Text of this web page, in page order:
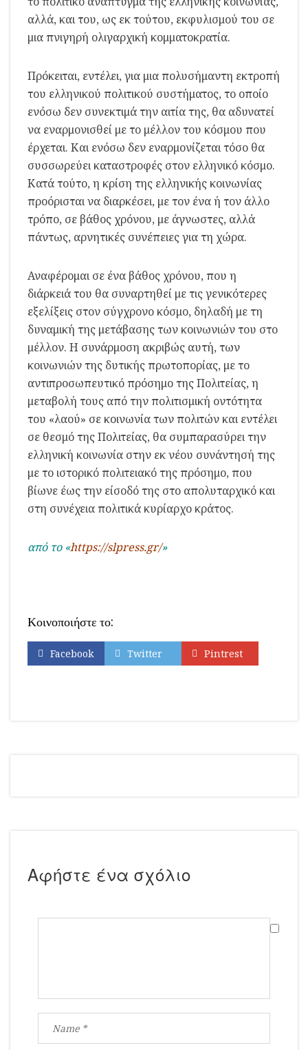
αλλά, και του, ως εκ τούτου, εκφυλισμού του σε
μια πνιγηρή ολιγαρχική κομματοκρατία.
Πρόκειται, εντέλει, για μια πολυσήμαντη εκτροπή
του ελληνικού πολιτικού συστήματος, το οποίο
ενόσω δεν συνεκτιμά την αιτία της, θα αδυνατεί
να εναρμονισθεί με το μέλλον του κόσμου που
έρχεται. Και ενόσω δεν εναρμονίζεται τόσο θα
συσσωρεύει καταστροφές στον ελληνικό κόσμο.
Κατά τούτο, η κρίση της ελληνικής κοινωνίας
προόρισται να διαρκέσει, με τον ένα ή τον άλλο
τρόπο, σε βάθος χρόνου, με άγνωστες, αλλά
πάντως, αρνητικές συνέπειες για τη χώρα.
Αναφέρομαι σε ένα βάθος χρόνου, που η
διάρκειά του θα συναρτηθεί με τις γενικότερες
εξελίξεις στον σύγχρονο κόσμο, δηλαδή με τη
δυναμική της μετάβασης των κοινωνιών του στο
μέλλον. Η συνάρμοση ακριβώς αυτή, των
κοινωνιών της δυτικής πρωτοπορίας, με το
αντιπροσωπευτικό πρόσημο της Πολιτείας, η
μεταβολή τους από την πολιτισμική οντότητα
του «λαού» σε κοινωνία των πολιτών και εντέλει
σε θεσμό της Πολιτείας, θα συμπαρασύρει την
ελληνική κοινωνία στην εκ νέου συνάντησή της
με το ιστορικό πολιτειακό της πρόσημο, που
βίωνε έως την είσοδό της στο απολυταρχικό και
στη συνέχεια πολιτικά κυρίαρχο κράτος.
από το «https://slpress.gr/»
Κοινοποιήστε το:
Facebook Twitter
Pintrest
Αφήστε ένα σχόλιο